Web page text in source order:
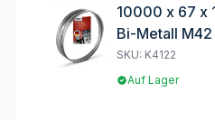
10000 x 67 x
Bi-Metall M42
Sägeblatt
SKU: K4122
Auf Lager